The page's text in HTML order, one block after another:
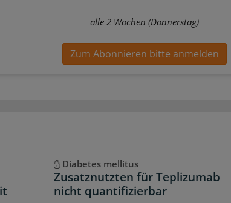
alle 2 Wochen (Donnerstag)
Zum Abonnieren bitte anmelden
Diabetes mellitus
Zusatznutzten für Teplizumab
nicht quantifizierbar